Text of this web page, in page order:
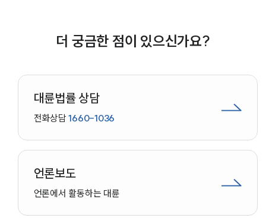
더 궁금한 점이 있으신가요?
대륜법률 상담
전화상담1660-1036
언론보도
언론에서 활동하는 대륜